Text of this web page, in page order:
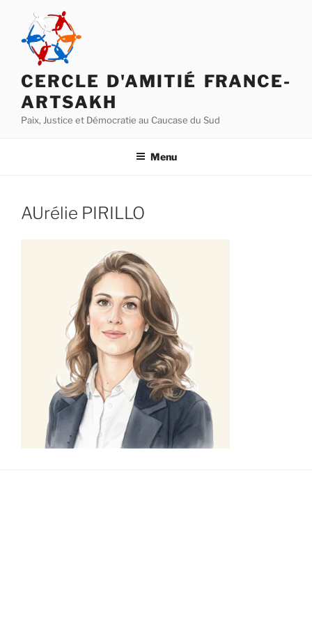
contenu
principal
CERCLE D'AMITIÉ FRANCE-
ARTSAKH
Paix, Justice et Démocratie au Caucase du Sud
Menu
AUrélie PIRILLO